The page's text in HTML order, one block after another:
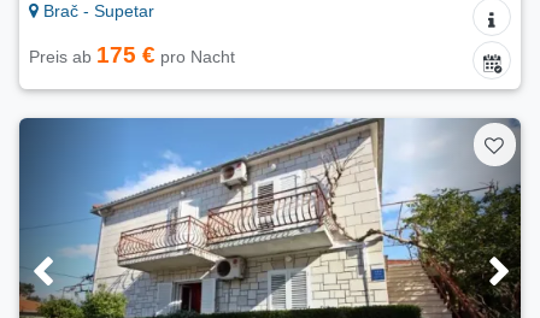
Brač - Supetar
Preis ab 175 € pro Nacht